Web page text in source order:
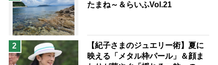
息子の遠距離介護サバイバル術
兄がボケました
予防法
たまね～＆らいふVol.21
2
【紀子さまのジュエリー術】夏に
映える「メタル枠パール」＆顔ま